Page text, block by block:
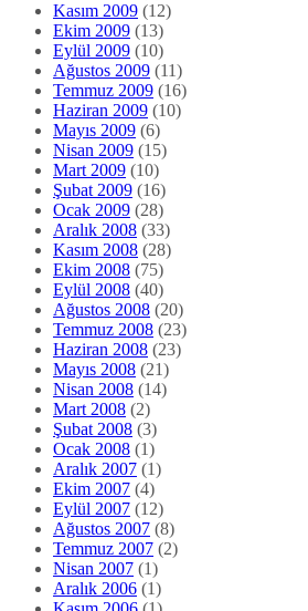
Kasım 2009 (12)
Ekim 2009 (13)
Eylül 2009 (10)
Ağustos 2009 (11)
Temmuz 2009 (16)
Haziran 2009 (10)
Mayıs 2009 (6)
Nisan 2009 (15)
Mart 2009 (10)
Şubat 2009 (16)
Ocak 2009 (28)
Aralık 2008 (33)
Kasım 2008 (28)
Ekim 2008 (75)
Eylül 2008 (40)
Ağustos 2008 (20)
Temmuz 2008 (23)
Haziran 2008 (23)
Mayıs 2008 (21)
Nisan 2008 (14)
Mart 2008 (2)
Şubat 2008 (3)
Ocak 2008 (1)
Aralık 2007 (1)
Ekim 2007 (4)
Eylül 2007 (12)
Ağustos 2007 (8)
Temmuz 2007 (2)
Nisan 2007 (1)
Aralık 2006 (1)